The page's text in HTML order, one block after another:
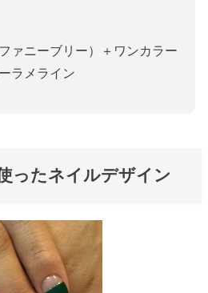
ァニーブリー）＋ワンカラー
ラメライン
ったネイルデザイン